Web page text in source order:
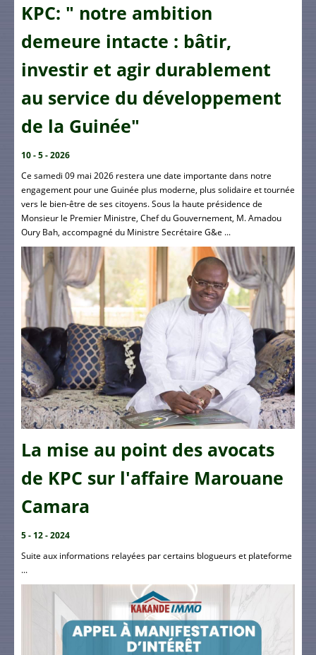
KPC: " notre ambition
demeure intacte : bâtir,
investir et agir durablement
au service du développement
de la Guinée"
10 - 5 - 2026
Ce samedi 09 mai 2026 restera une date importante dans notre
engagement pour une Guinée plus moderne, plus solidaire et tournée
vers le bien-être de ses citoyens. Sous la haute présidence de
Monsieur le Premier Ministre, Chef du Gouvernement, M. Amadou
Oury Bah, accompagné du Ministre Secrétaire G&e ...
La mise au point des avocats
de KPC sur l'affaire Marouane
Camara
5 - 12 - 2024
Suite aux informations relayées par certains blogueurs et plateforme
...